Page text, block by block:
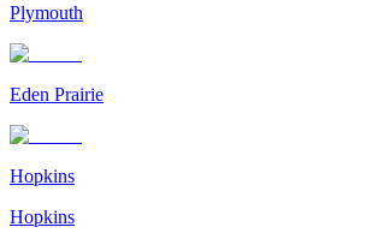
Plymouth
Eden Prairie
Hopkins
Hopkins